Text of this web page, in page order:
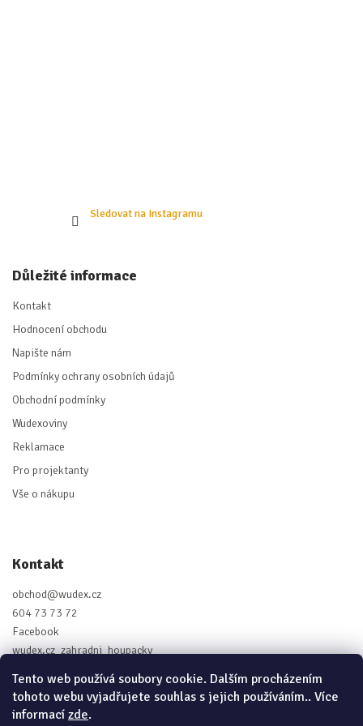
Tento web používá soubory cookie. Dalším procházením
tohoto webu vyjadřujete souhlas s jejich používáním.. Více
informací zde.
Sledovat na Instagramu
Důležité informace
Kontakt
Hodnocení obchodu
Napište nám
Podmínky ochrany osobních údajů
Obchodní podmínky
Wudexoviny
Reklamace
Pro projektanty
Vše o nákupu
Kontakt
obchod@wudex.cz
604 73 73 72
Facebook
wudex.cz_zahradni_houpacky